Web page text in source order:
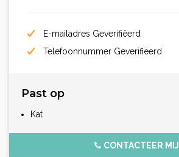
E-mailadres Geverifiëerd
Telefoonnummer Geverifiëerd
Past op
Kat
CONTACTEER MIJ